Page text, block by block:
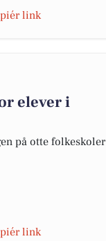
link
elever i
på otte folkeskoler
link